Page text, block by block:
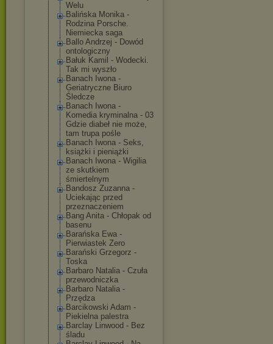
Welu
Balińska Monika -
Rodzina Porsche.
Niemiecka saga
Ballo Andrzej - Dowód
ontologiczny
Bałuk Kamil - Wodecki.
Tak mi wyszło
Banach Iwona -
Geriatryczne Biuro
Śledcze
Banach Iwona -
Komedia kryminalna - 03
Gdzie diabeł nie może,
tam trupa pośle
Banach Iwona - Seks,
książki i pieniążki
Banach Iwona - Wigilia
ze skutkiem
śmiertelnym
Bandosz Zuzanna -
Uciekając przed
przeznaczeniem
Bang Anita - Chłopak od
basenu
Barańska Ewa -
Pierwiastek Zero
Barański Grzegorz -
Toska
Barbaro Natalia - Czuła
przewodniczka
Barbaro Natalia -
Przędza
Barcikowski Adam -
Piekielna palestra
Barclay Linwood - Bez
śladu